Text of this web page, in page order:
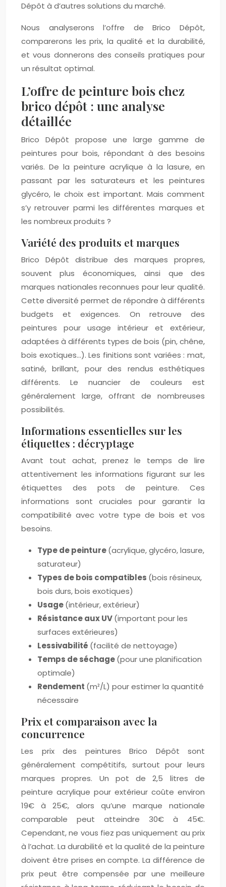
Dépôt à d’autres solutions du marché.
Nous analyserons l’offre de Brico Dépôt,
comparerons les prix, la qualité et la durabilité,
et vous donnerons des conseils pratiques pour
un résultat optimal.
L’offre de peinture bois chez
brico dépôt : une analyse
détaillée
Brico Dépôt propose une large gamme de
peintures pour bois, répondant à des besoins
variés. De la peinture acrylique à la lasure, en
passant par les saturateurs et les peintures
glycéro, le choix est important. Mais comment
s’y retrouver parmi les différentes marques et
les nombreux produits ?
Variété des produits et marques
Brico Dépôt distribue des marques propres,
souvent plus économiques, ainsi que des
marques nationales reconnues pour leur qualité.
Cette diversité permet de répondre à différents
budgets et exigences. On retrouve des
peintures pour usage intérieur et extérieur,
adaptées à différents types de bois (pin, chêne,
bois exotiques…). Les finitions sont variées : mat,
satiné, brillant, pour des rendus esthétiques
différents. Le nuancier de couleurs est
généralement large, offrant de nombreuses
possibilités.
Informations essentielles sur les
étiquettes : décryptage
Avant tout achat, prenez le temps de lire
attentivement les informations figurant sur les
étiquettes des pots de peinture. Ces
informations sont cruciales pour garantir la
compatibilité avec votre type de bois et vos
besoins.
Type de peinture(acrylique, glycéro, lasure,
saturateur)
Types de bois compatibles (bois résineux,
bois durs, bois exotiques)
Usage(intérieur, extérieur)
Résistance aux UV(important pour les
surfaces extérieures)
Lessivabilité (facilité de nettoyage)
Temps de séchage(pour une planification
optimale)
Rendement (m²/L) pour estimer la quantité
nécessaire
Prix et comparaison avec la
concurrence
Les prix des peintures Brico Dépôt sont
généralement compétitifs, surtout pour leurs
marques propres. Un pot de 2,5 litres de
peinture acrylique pour extérieur coûte environ
19€ à 25€, alors qu’une marque nationale
comparable peut atteindre 30€ à 45€.
Cependant, ne vous fiez pas uniquement au prix
à l’achat. La durabilité et la qualité de la peinture
doivent être prises en compte. La différence de
prix peut être compensée par une meilleure